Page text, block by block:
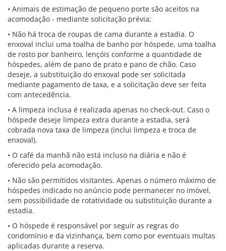
• Animais de estimação de pequeno porte são aceitos na
acomodação - mediante solicitação prévia;
• Não há troca de roupas de cama durante a estadia. O
enxoval inclui uma toalha de banho por hóspede, uma toalha
de rosto por banheiro, lençóis conforme a quantidade de
hóspedes, além de pano de prato e pano de chão. Caso
deseje, a substituição do enxoval pode ser solicitada
mediante pagamento de taxa, e a solicitação deve ser feita
com antecedência.
• A limpeza inclusa é realizada apenas no check-out. Caso o
hóspede deseje limpeza extra durante a estadia, será
cobrada nova taxa de limpeza (inclui limpeza e troca de
enxoval).
• O café da manhã não está incluso na diária e não é
oferecido pela acomodação.
• Não são permitidos visitantes. Apenas o número máximo de
hóspedes indicado no anúncio pode permanecer no imóvel,
sem possibilidade de rotatividade ou substituição durante a
estadia.
• O hóspede é responsável por seguir as regras do
condomínio e da vizinhança, bem como por eventuais multas
aplicadas durante a reserva.